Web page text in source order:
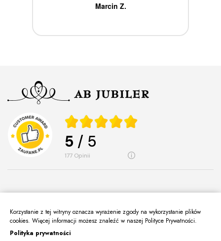
Marcin Z.
5 / 5
177 opinii
O Nas
Korzystanie z tej witryny oznacza wyrażenie zgody na wykorzystanie plików
cookies. Więcej informacji możesz znaleźć w naszej Polityce Prywatności.
Polityka prywatności